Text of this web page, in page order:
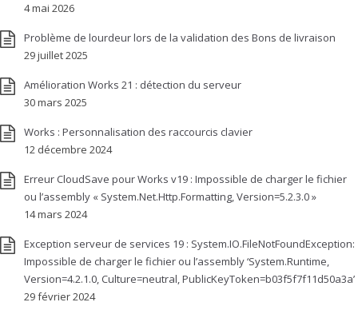
4 mai 2026
Problème de lourdeur lors de la validation des Bons de livraison
29 juillet 2025
Amélioration Works 21 : détection du serveur
30 mars 2025
Works : Personnalisation des raccourcis clavier
12 décembre 2024
Erreur CloudSave pour Works v19 : Impossible de charger le fichier
ou l’assembly « System.Net.Http.Formatting, Version=5.2.3.0 »
14 mars 2024
Exception serveur de services 19 : System.IO.FileNotFoundException:
Impossible de charger le fichier ou l’assembly ‘System.Runtime,
Version=4.2.1.0, Culture=neutral, PublicKeyToken=b03f5f7f11d50a3a’
29 février 2024